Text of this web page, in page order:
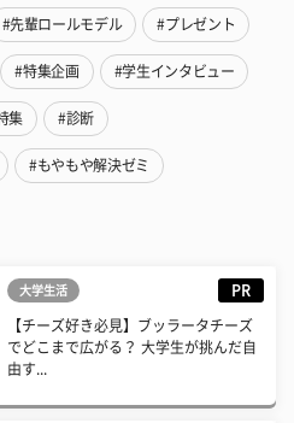
#先輩ロールモデル #プレゼント
#特集企画 #学生インタビュー
集 #診断
#もやもや解決ゼミ
大学生活 PR
【チーズ好き必見】ブッラータチーズ
でどこまで広がる？ 大学生が挑んだ自
由す...